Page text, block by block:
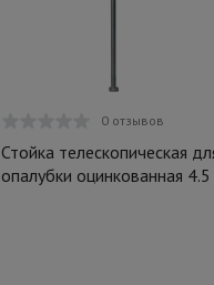
0 отзывов
Стойка телескопическая
опалубки оцинкованная